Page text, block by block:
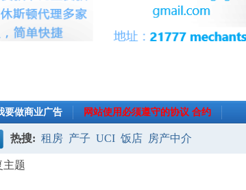
要做商业广告 网站使用必须遵守的协议 合约
热搜: 租房 产子 UCI 饭店 房产中介
主题